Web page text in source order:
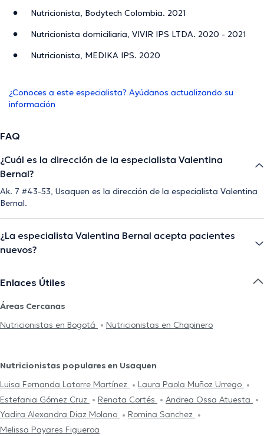
Nutricionista, Bodytech Colombia. 2021
Nutricionista domiciliaria, VIVIR IPS LTDA. 2020 - 2021
Nutricionista, MEDIKA IPS. 2020
¿Conoces a este especialista? Ayúdanos actualizando su
información
FAQ
¿Cuál es la dirección de la especialista Valentina
Bernal?
Ak. 7 #43-53, Usaquen es la dirección de la especialista Valentina
Bernal.
¿La especialista Valentina Bernal acepta pacientes
nuevos?
Enlaces Útiles
Áreas Cercanas
Nutricionistas en Bogotá
Nutricionistas en Chapinero
Nutricionistas populares en Usaquen
Luisa Fernanda Latorre Martínez
Laura Paola Muñoz Urrego
Estefania Gómez Cruz
Renata Cortés
Andrea Ossa Atuesta
Yadira Alexandra Diaz Molano
Romina Sanchez
Melissa Payares Figueroa